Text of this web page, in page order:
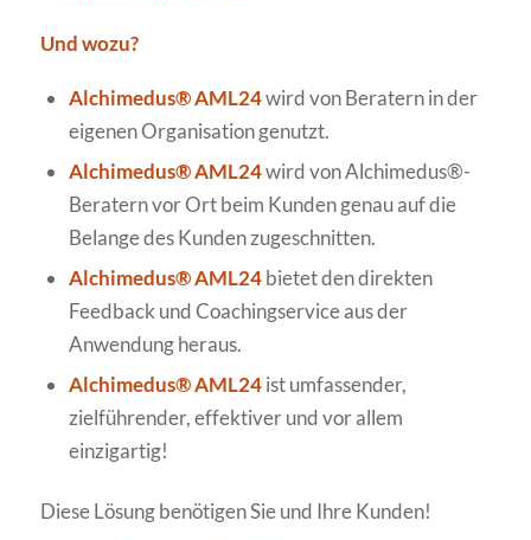
Und wozu?
Alchimedus® AML24wird von Beratern in der
eigenen Organisation genutzt.
Alchimedus® AML24wird von Alchimedus®-
Beratern vor Ort beim Kunden genau auf die
Belange des Kunden zugeschnitten.
Alchimedus® AML24bietet den direkten
Feedback und Coachingservice aus der
Anwendung heraus.
Alchimedus® AML24ist umfassender,
zielführender, effektiver und vor allem
einzigartig!
Diese Lösung benötigen Sie und Ihre Kunden!